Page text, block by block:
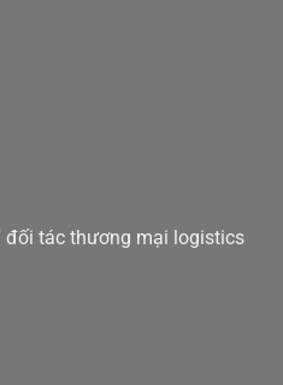
đối tác thương mại logistics